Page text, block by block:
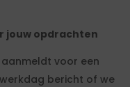
jouw opdrachten
voor een
bericht of we